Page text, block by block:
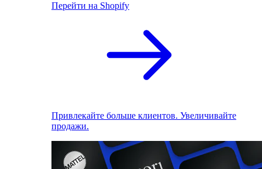
Перейти на Shopify
Привлекайте больше клиентов. Увеличивайте
продажи.